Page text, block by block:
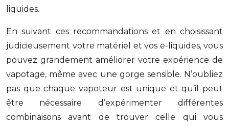
liquides.
En suivant ces recommandations et en choisissant
judicieusement votre matériel et vos e-liquides, vous
pouvez grandement améliorer votre expérience de
vapotage, même avec une gorge sensible. N’oubliez
pas que chaque vapoteur est unique et qu’il peut
être nécessaire d’expérimenter différentes
combinaisons avant de trouver celle qui vous